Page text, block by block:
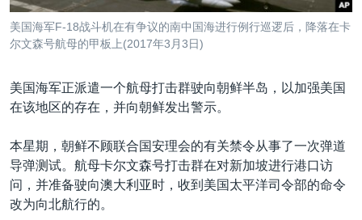
全球议题
环境
美国建国250周年
埃博拉疫情
重要讲话与声明
南中国海争端
关注西藏
关注新疆
关注我们
美国海军F-18战斗机在有争议的南中国海进行例行巡逻后，降落在卡
尔文森号航母的甲板上(2017年3月3日)
美国海军正派遣一个航母打击群驶向朝鲜半岛，以加强美国
在该地区的存在，并向朝鲜发出警示。
本星期，朝鲜不顾联合国安理会的有关禁令从事了一次弹道
导弹测试。航母卡尔文森号打击群在对新加坡进行港口访
问，并准备驶向澳大利亚时，收到美国太平洋司令部的命令
改为向北航行的。